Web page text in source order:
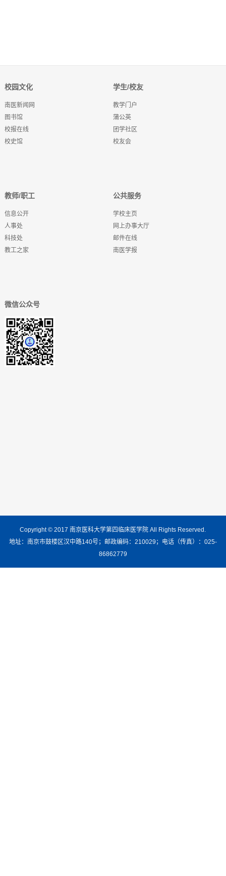
校园文化
南医新闻网
图书馆
校报在线
校史馆
学生/校友
教学门户
蒲公英
团学社区
校友会
教师/职工
信息公开
人事处
科技处
教工之家
公共服务
学校主页
网上办事大厅
邮件在线
南医学报
微信公众号
Copyright © 2017 南京医科大学第四临床医学院 All Rights Reserved.
地址：南京市鼓楼区汉中路140号；邮政编码：210029；电话（传真）：025-
86862779